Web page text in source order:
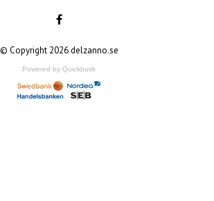
© Copyright 2026 delzanno.se
Powered by Quickbutik